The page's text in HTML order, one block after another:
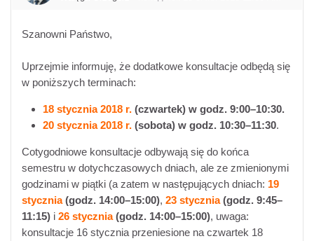
Szanowni Państwo,
Uprzejmie informuję, że dodatkowe konsultacje odbędą się
w poniższych terminach:
18 stycznia 2018 r. (czwartek) w godz. 9:00–10:30.
20 stycznia 2018 r. (sobota) w godz. 10:30–11:30.
Cotygodniowe konsultacje odbywają się do końca
semestru w dotychczasowych dniach, ale ze zmienionymi
godzinami w piątki (a zatem w następujących dniach: 19
stycznia(godz. 14:00–15:00), 23 stycznia(godz. 9:45–
11:15) i 26 stycznia(godz. 14:00–15:00), uwaga:
konsultacje 16 stycznia przeniesione na czwartek 18